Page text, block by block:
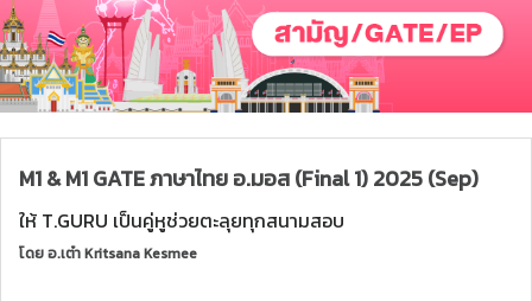
M1 & M1 GATE ภาษาไทย อ.มอส (Final 1) 2025 (Sep)
ให้ T.GURU เป็นคู่หูช่วยตะลุยทุกสนามสอบ
โดยอ.เต๋า Kritsana Kesmee